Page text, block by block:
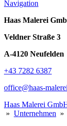
Navigation
Haas Malerei
Veldner Straße 3
A-4120 Neufelden
+43 7282 6387
office@haas-
Haas Malerei
» Unternehmen »